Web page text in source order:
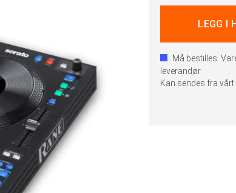
Må bestilles.
leverandør
Kan sendes fra vårt